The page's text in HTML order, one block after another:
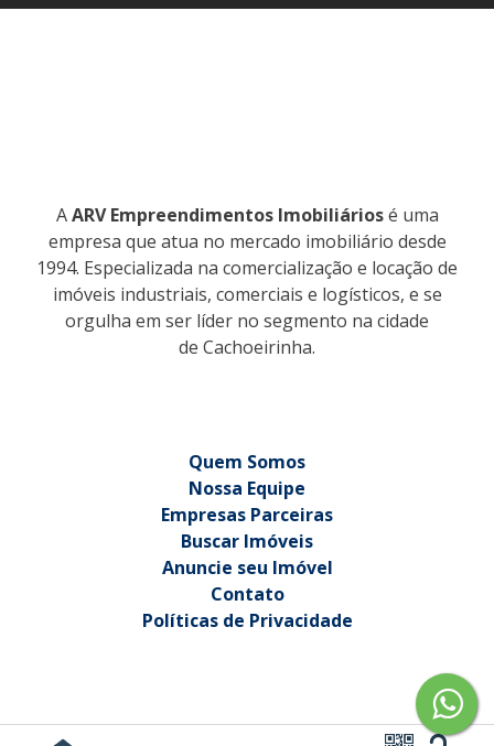
AARV Empreendimentos Imobiliáriosé uma
empresa que atua no mercado imobiliário desde
1994. Especializada na comercialização e locação de
imóveis industriais, comerciais e logísticos, e se
orgulha em ser líder no segmento na cidade
de Cachoeirinha.
Quem Somos
Nossa Equipe
Empresas Parceiras
Buscar Imóveis
Anuncie seu Imóvel
Contato
Políticas de Privacidade